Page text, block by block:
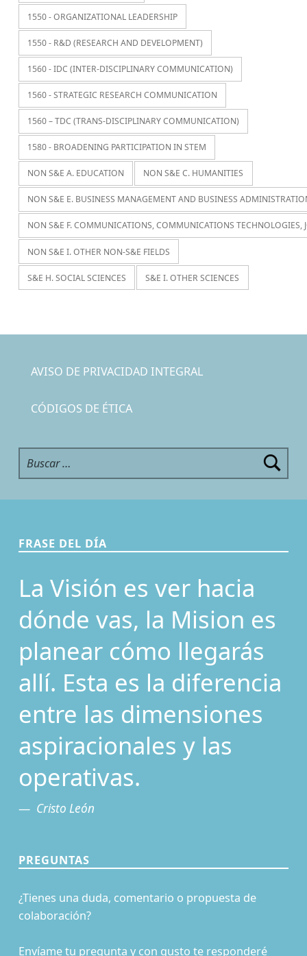
1550 - ORGANIZATIONAL LEADERSHIP
1550 - R&D (RESEARCH AND DEVELOPMENT)
1560 - IDC (INTER-DISCIPLINARY COMMUNICATION)
1560 - STRATEGIC RESEARCH COMMUNICATION
1560 – TDC (TRANS-DISCIPLINARY COMMUNICATION)
1580 - BROADENING PARTICIPATION IN STEM
NON S&E A. EDUCATION NON S&E C. HUMANITIES
NON S&E E. BUSINESS MANAGEMENT AND BUSINESS
NON S&E F. COMMUNICATIONS, COMMUNICATIONS TECHNOLOGIES,
NON S&E I. OTHER NON-S&E FIELDS
S&E H. SOCIAL SCIENCES S&E I. OTHER SCIENCES
AVISO DE PRIVACIDAD INTEGRAL
CÓDIGOS DE ÉTICA
Buscar:
FRASE DEL DÍA
La Visión es ver hacia
dónde vas, la Mision es
planear cómo llegarás
allí. Esta es la diferencia
entre las dimensiones
aspiracionales y las
operativas.
Cristo León
PREGUNTAS
¿Tienes una duda, comentario o propuesta de
colaboración?
Envíame tu pregunta y con gusto te responderé